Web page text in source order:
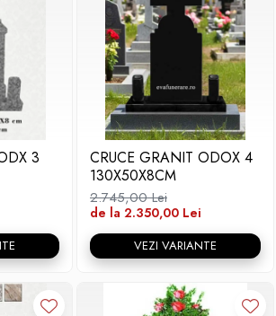
3
CRUCE GRANIT ODOX 4
130X50X8CM
2.745,00 Lei
de la 2.350,00 Lei
VEZI VARIANTE